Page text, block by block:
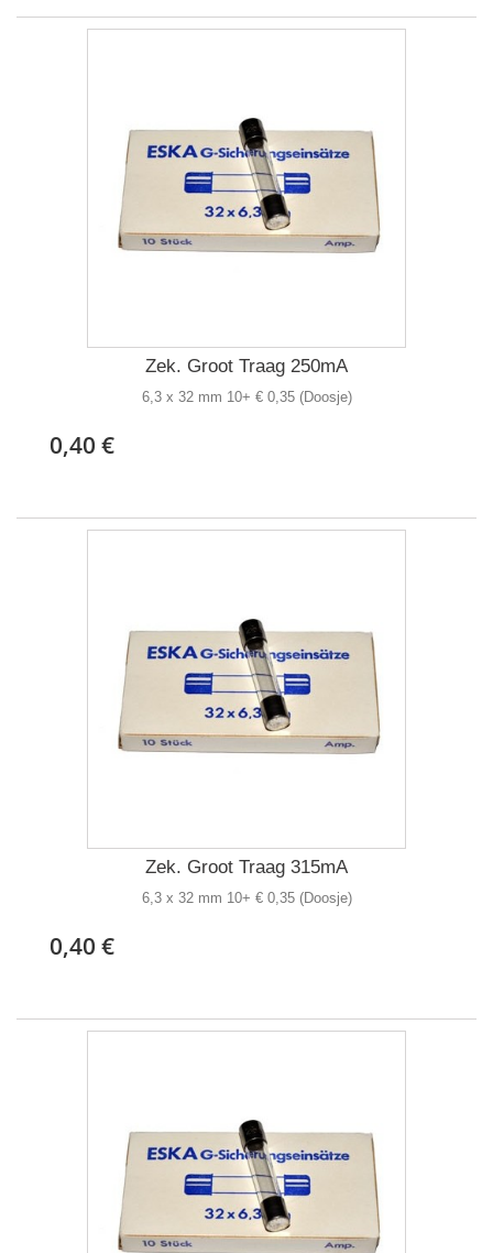
Zek. Groot Traag 250mA
6,3 x 32 mm 10+ € 0,35 (Doosje)
0,40 €
Zek. Groot Traag 315mA
6,3 x 32 mm 10+ € 0,35 (Doosje)
0,40 €